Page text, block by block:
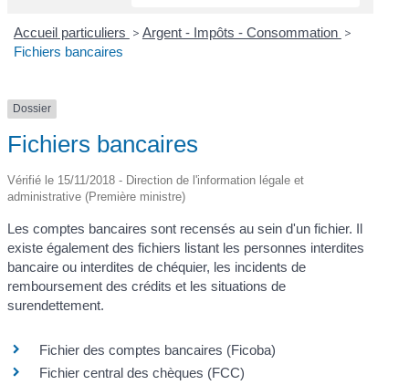
Accueil particuliers > Argent - Impôts - Consommation >
Fichiers bancaires
Dossier
Fichiers bancaires
Vérifié le 15/11/2018 - Direction de l'information légale et
administrative (Première ministre)
Les comptes bancaires sont recensés au sein d'un fichier. Il
existe également des fichiers listant les personnes interdites
bancaire ou interdites de chéquier, les incidents de
remboursement des crédits et les situations de
surendettement.
Fichier des comptes bancaires (Ficoba)
Fichier central des chèques (FCC)